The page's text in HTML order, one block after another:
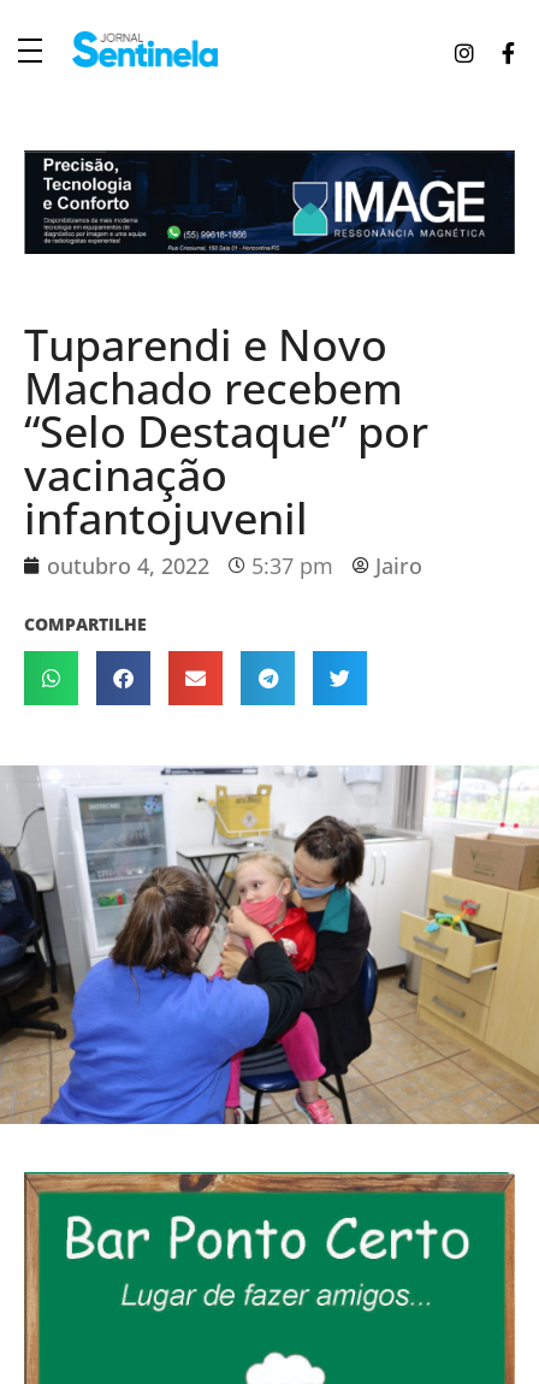
Tuparendi e Novo
Machado recebem
“Selo Destaque” por
vacinação
infantojuvenil
outubro 4, 2022 5:37 pm Jairo
COMPARTILHE